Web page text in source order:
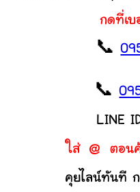
กดที่เบ
📞
📞
LINE
ใส่ @ ตอน
คุยไลน์ทันที ก